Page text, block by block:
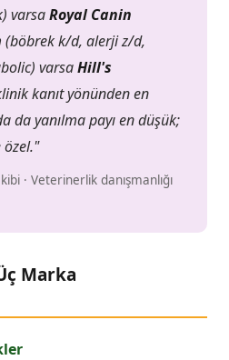
varsaRoyal Canin
(böbrek k/d, alerji z/d,
varsaHill's
kanıt yönünden en
da yanılma payı en düşük;
özel."
· Veterinerlik danışmanlığı
Marka